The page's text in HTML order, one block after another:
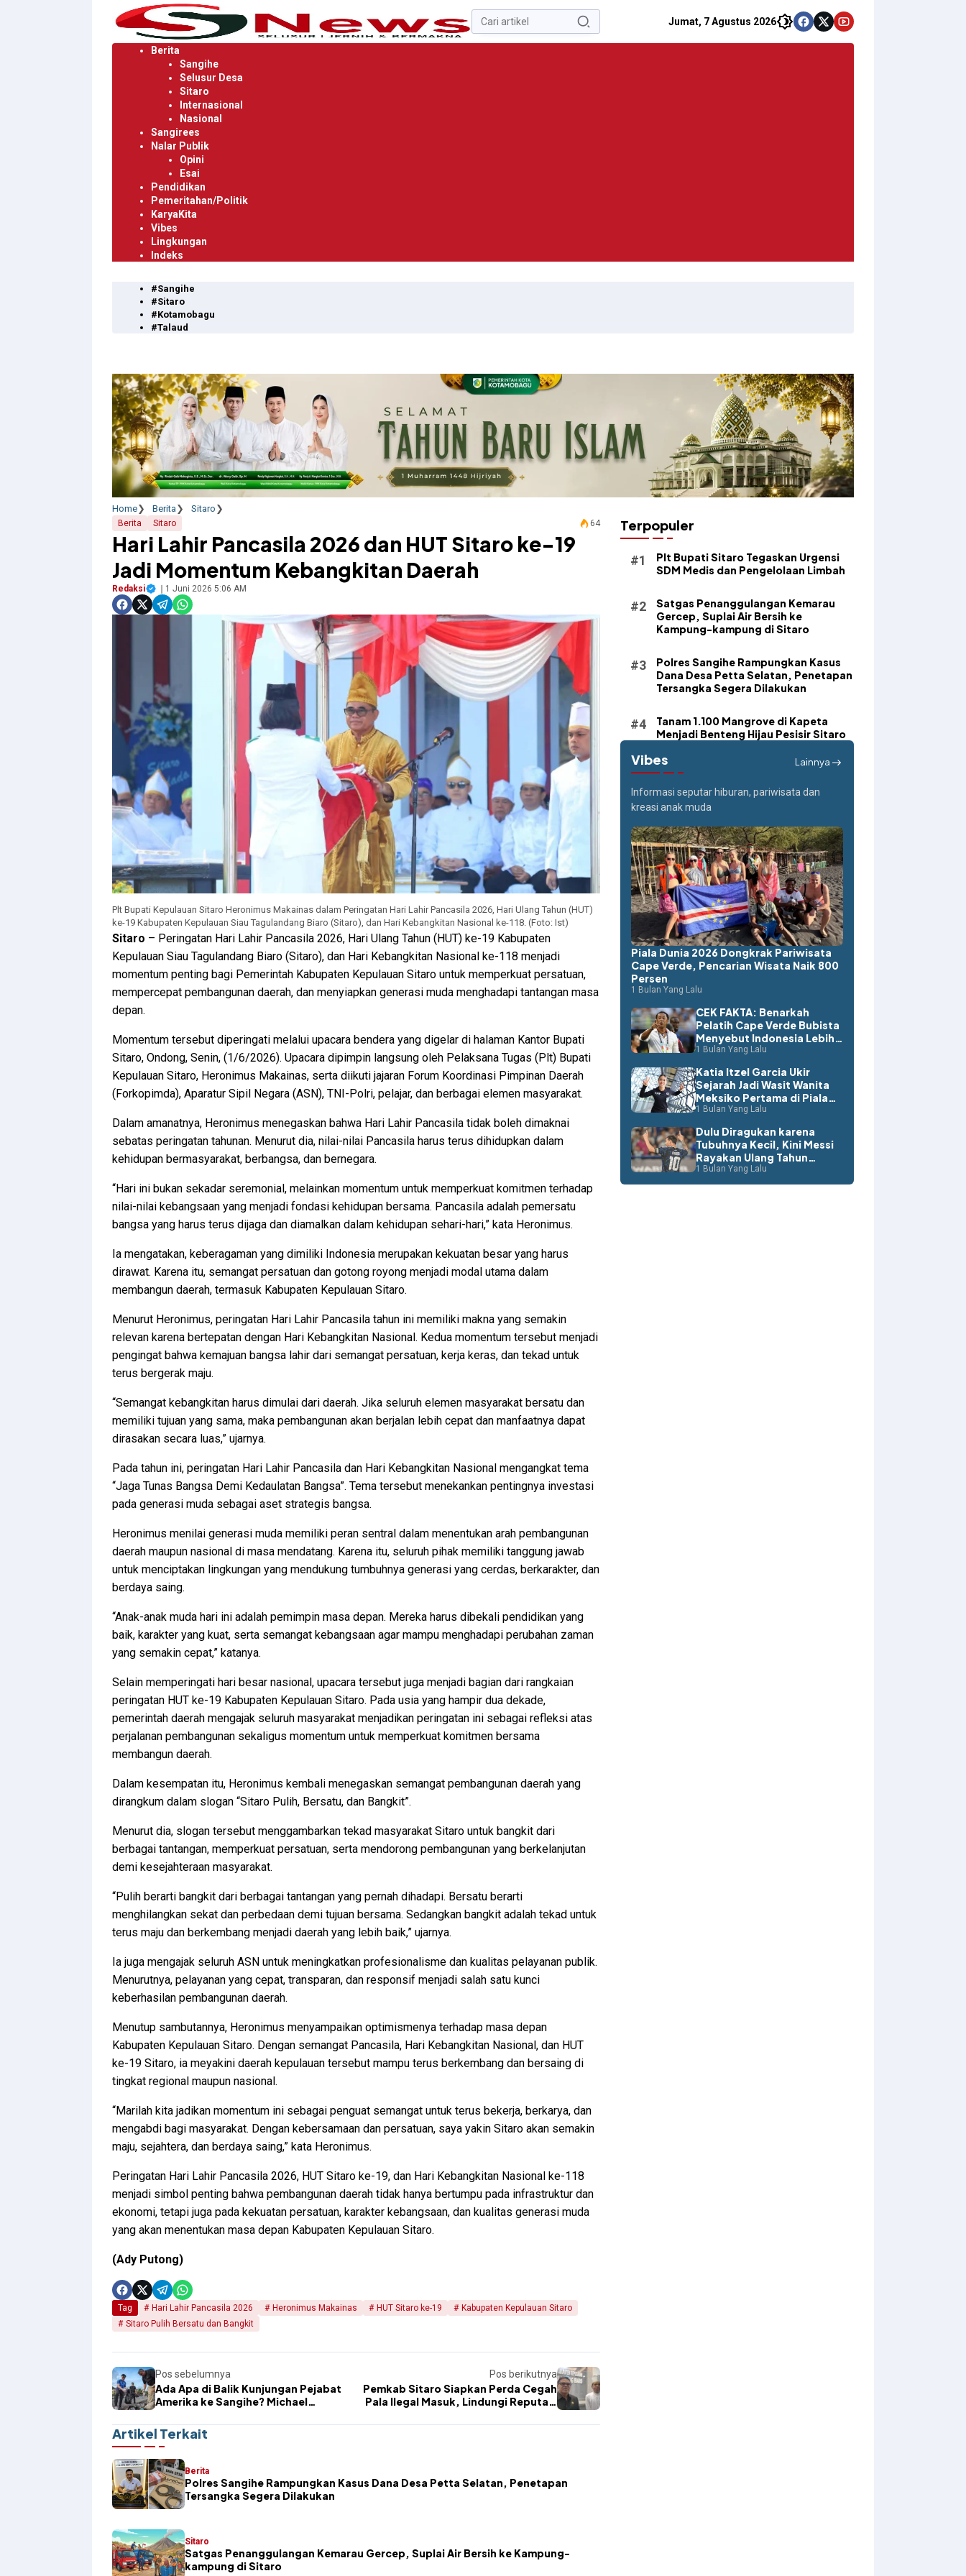
Langsung
Pencarian
untuk:
Jumat, 7 Agustus 2026
Berita
Sangihe
Selusur Desa
Sitaro
Internasional
Nasional
Sangirees
Nalar Publik
Opini
Esai
Pendidikan
Pemeritahan/Politik
KaryaKita
Vibes
Lingkungan
Indeks
#Sangihe
#Sitaro
#Kotamobagu
#Talaud
Home Berita Sitaro
Berita Sitaro 64
Hari Lahir Pancasila 2026 dan HUT Sitaro ke-19
Jadi Momentum Kebangkitan Daerah
Redaksi 1 Juni 2026 5:06 AM
Plt Bupati Kepulauan Sitaro Heronimus Makainas dalam Peringatan Hari Lahir Pancasila 2026, Hari Ulang Tahun (HUT)
ke-19 Kabupaten Kepulauan Siau Tagulandang Biaro (Sitaro), dan Hari Kebangkitan Nasional ke-118. (Foto: Ist)
Sitaro – Peringatan Hari Lahir Pancasila 2026, Hari Ulang Tahun (HUT) ke-19 Kabupaten
Kepulauan Siau Tagulandang Biaro (Sitaro), dan Hari Kebangkitan Nasional ke-118 menjadi
momentum penting bagi Pemerintah Kabupaten Kepulauan Sitaro untuk memperkuat persatuan,
mempercepat pembangunan daerah, dan menyiapkan generasi muda menghadapi tantangan masa
depan.
Momentum tersebut diperingati melalui upacara bendera yang digelar di halaman Kantor Bupati
Sitaro, Ondong, Senin, (1/6/2026). Upacara dipimpin langsung oleh Pelaksana Tugas (Plt) Bupati
Kepulauan Sitaro, Heronimus Makainas, serta diikuti jajaran Forum Koordinasi Pimpinan Daerah
(Forkopimda), Aparatur Sipil Negara (ASN), TNI-Polri, pelajar, dan berbagai elemen masyarakat.
Dalam amanatnya, Heronimus menegaskan bahwa Hari Lahir Pancasila tidak boleh dimaknai
sebatas peringatan tahunan. Menurut dia, nilai-nilai Pancasila harus terus dihidupkan dalam
kehidupan bermasyarakat, berbangsa, dan bernegara.
“Hari ini bukan sekadar seremonial, melainkan momentum untuk memperkuat komitmen terhadap
nilai-nilai kebangsaan yang menjadi fondasi kehidupan bersama. Pancasila adalah pemersatu
bangsa yang harus terus dijaga dan diamalkan dalam kehidupan sehari-hari,” kata Heronimus.
Ia mengatakan, keberagaman yang dimiliki Indonesia merupakan kekuatan besar yang harus
dirawat. Karena itu, semangat persatuan dan gotong royong menjadi modal utama dalam
membangun daerah, termasuk Kabupaten Kepulauan Sitaro.
Menurut Heronimus, peringatan Hari Lahir Pancasila tahun ini memiliki makna yang semakin
relevan karena bertepatan dengan Hari Kebangkitan Nasional. Kedua momentum tersebut menjadi
pengingat bahwa kemajuan bangsa lahir dari semangat persatuan, kerja keras, dan tekad untuk
terus bergerak maju.
“Semangat kebangkitan harus dimulai dari daerah. Jika seluruh elemen masyarakat bersatu dan
memiliki tujuan yang sama, maka pembangunan akan berjalan lebih cepat dan manfaatnya dapat
dirasakan secara luas,” ujarnya.
Pada tahun ini, peringatan Hari Lahir Pancasila dan Hari Kebangkitan Nasional mengangkat tema
“Jaga Tunas Bangsa Demi Kedaulatan Bangsa”. Tema tersebut menekankan pentingnya investasi
pada generasi muda sebagai aset strategis bangsa.
Heronimus menilai generasi muda memiliki peran sentral dalam menentukan arah pembangunan
daerah maupun nasional di masa mendatang. Karena itu, seluruh pihak memiliki tanggung jawab
untuk menciptakan lingkungan yang mendukung tumbuhnya generasi yang cerdas, berkarakter, dan
berdaya saing.
“Anak-anak muda hari ini adalah pemimpin masa depan. Mereka harus dibekali pendidikan yang
baik, karakter yang kuat, serta semangat kebangsaan agar mampu menghadapi perubahan zaman
yang semakin cepat,” katanya.
Selain memperingati hari besar nasional, upacara tersebut juga menjadi bagian dari rangkaian
peringatan HUT ke-19 Kabupaten Kepulauan Sitaro. Pada usia yang hampir dua dekade,
pemerintah daerah mengajak seluruh masyarakat menjadikan peringatan ini sebagai refleksi atas
perjalanan pembangunan sekaligus momentum untuk memperkuat komitmen bersama
membangun daerah.
Dalam kesempatan itu, Heronimus kembali menegaskan semangat pembangunan daerah yang
dirangkum dalam slogan “Sitaro Pulih, Bersatu, dan Bangkit”.
Menurut dia, slogan tersebut menggambarkan tekad masyarakat Sitaro untuk bangkit dari
berbagai tantangan, memperkuat persatuan, serta mendorong pembangunan yang berkelanjutan
demi kesejahteraan masyarakat.
“Pulih berarti bangkit dari berbagai tantangan yang pernah dihadapi. Bersatu berarti
menghilangkan sekat dan perbedaan demi tujuan bersama. Sedangkan bangkit adalah tekad untuk
terus maju dan berkembang menjadi daerah yang lebih baik,” ujarnya.
Ia juga mengajak seluruh ASN untuk meningkatkan profesionalisme dan kualitas pelayanan publik.
Menurutnya, pelayanan yang cepat, transparan, dan responsif menjadi salah satu kunci
keberhasilan pembangunan daerah.
Menutup sambutannya, Heronimus menyampaikan optimismenya terhadap masa depan
Kabupaten Kepulauan Sitaro. Dengan semangat Pancasila, Hari Kebangkitan Nasional, dan HUT
ke-19 Sitaro, ia meyakini daerah kepulauan tersebut mampu terus berkembang dan bersaing di
tingkat regional maupun nasional.
“Marilah kita jadikan momentum ini sebagai penguat semangat untuk terus bekerja, berkarya, dan
mengabdi bagi masyarakat. Dengan kebersamaan dan persatuan, saya yakin Sitaro akan semakin
maju, sejahtera, dan berdaya saing,” kata Heronimus.
Peringatan Hari Lahir Pancasila 2026, HUT Sitaro ke-19, dan Hari Kebangkitan Nasional ke-118
menjadi simbol penting bahwa pembangunan daerah tidak hanya bertumpu pada infrastruktur dan
ekonomi, tetapi juga pada kekuatan persatuan, karakter kebangsaan, dan kualitas generasi muda
yang akan menentukan masa depan Kabupaten Kepulauan Sitaro.
(Ady Putong)
Tag Hari Lahir Pancasila 2026 Heronimus Makainas HUT Sitaro ke-19
Kabupaten Kepulauan Sitaro
Sitaro Pulih Bersatu dan Bangkit
Pos sebelumnya
Ada Apa di Balik Kunjungan Pejabat
Amerika ke Sangihe? Michael
Pos berikutnya
Pemkab Sitaro Siapkan Perda Cegah
Pala Ilegal Masuk, Lindungi Reputasi
Artikel Terkait
Berita
Polres Sangihe Rampungkan Kasus Dana Desa Petta Selatan, Penetapan
Tersangka Segera Dilakukan
Sitaro
Satgas Penanggulangan Kemarau Gercep, Suplai Air Bersih ke Kampung-
kampung di Sitaro
Terpopuler
​Plt Bupati Sitaro Tegaskan Urgensi
SDM Medis dan Pengelolaan Limbah
Satgas Penanggulangan Kemarau
Gercep, Suplai Air Bersih ke
Kampung-kampung di Sitaro
Polres Sangihe Rampungkan Kasus
Dana Desa Petta Selatan, Penetapan
Tersangka Segera Dilakukan
Tanam 1.100 Mangrove di Kapeta
Menjadi Benteng Hijau Pesisir Sitaro
Vibes Lainnya
Informasi seputar hiburan, pariwisata dan
kreasi anak muda
Piala Dunia 2026 Dongkrak Pariwisata
Cape Verde, Pencarian Wisata Naik 800
Persen
1 Bulan Yang Lalu
CEK FAKTA: Benarkah
Pelatih Cape Verde Bubista
Menyebut Indonesia Lebih
Layak ke Piala Dunia?
1 Bulan Yang Lalu
Katia Itzel Garcia Ukir
Sejarah Jadi Wasit Wanita
Meksiko Pertama di Piala
Dunia
1 Bulan Yang Lalu
Dulu Diragukan karena
Tubuhnya Kecil, Kini Messi
Rayakan Ulang Tahun
dengan Rekor Dunia
1 Bulan Yang Lalu